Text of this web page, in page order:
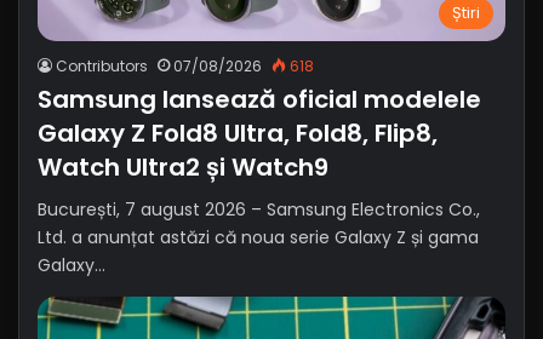
Știri
Contributors 07/08/2026 618
Samsung lansează oficial modelele
Galaxy Z Fold8 Ultra, Fold8, Flip8,
Watch Ultra2 și Watch9
București, 7 august 2026 – Samsung Electronics Co.,
Ltd. a anunțat astăzi că noua serie Galaxy Z și gama
Galaxy…